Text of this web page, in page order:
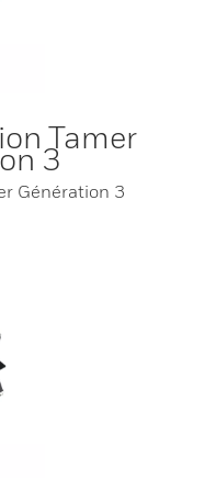
Tamer
3
Génération 3